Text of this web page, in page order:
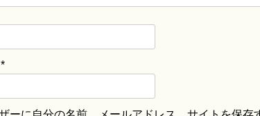
*